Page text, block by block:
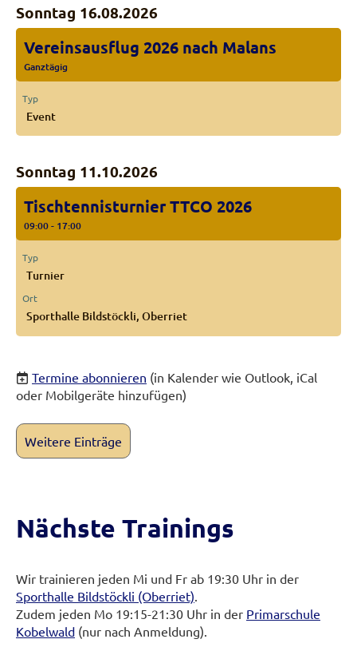
Sonntag 16.08.2026
Vereinsausflug 2026 nach Malans
Ganztägig
Typ
Event
Sonntag 11.10.2026
Tischtennisturnier TTCO 2026
09:00 - 17:00
Typ
Turnier
Ort
Sporthalle Bildstöckli, Oberriet
Termine abonnieren (in Kalender wie Outlook, iCal
oder Mobilgeräte hinzufügen)
Weitere Einträge
Nächste Trainings
Wir trainieren jeden Mi und Fr ab 19:30 Uhr in der
Sporthalle Bildstöckli (Oberriet)
Zudem jeden Mo 19:15-21:30 Uhr in der Primarschule
Kobelwald (nur nach Anmeldung).